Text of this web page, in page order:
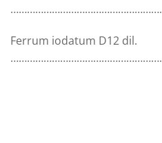
Ferrum iodatum D12 dil.